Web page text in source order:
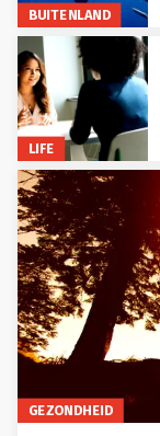
BUITENLAND
LIFE
GEZONDHEID